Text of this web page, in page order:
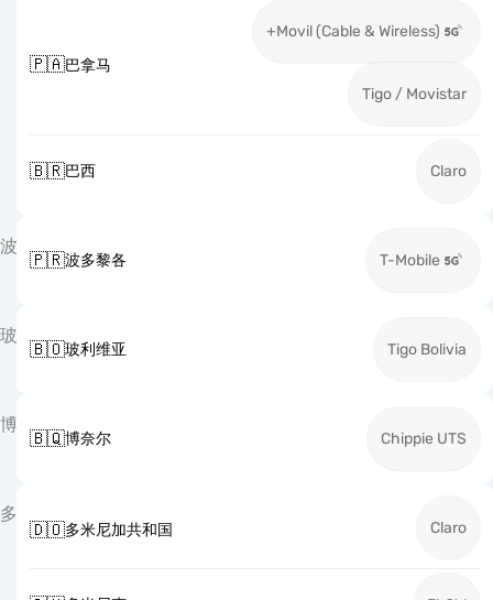
🇵🇦巴拿马
+Movil (Cable & Wireless)
Tigo / Movistar
🇧🇷巴西 Claro
波
🇵🇷波多黎各 T-Mobile
玻
🇧🇴玻利维亚 Tigo Bolivia
博
🇧🇶博奈尔 Chippie UTS
多
🇩🇴多米尼加共和国 Claro